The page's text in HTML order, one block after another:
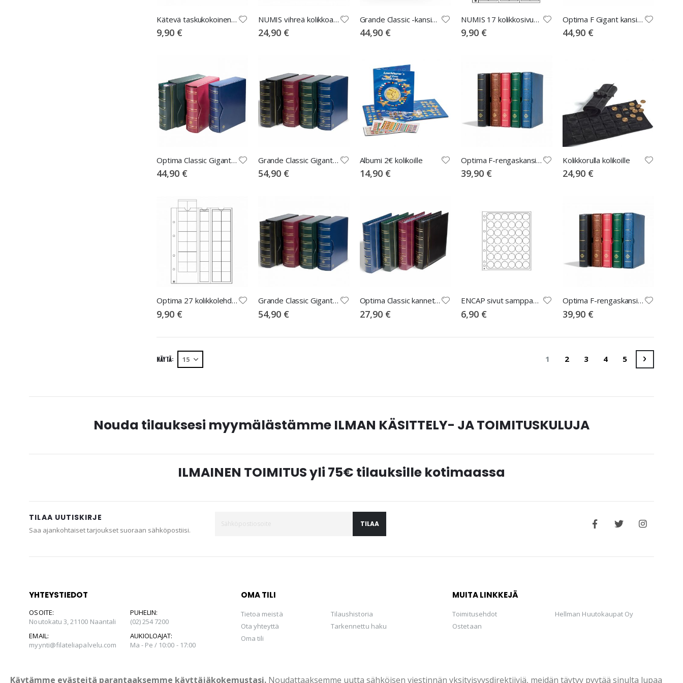
Käytämme evästeitä parantaaksemme käyttäjäkokemustasi. Noudattaaksemme uutta sähköisen viestinnän yksityisyysdirektiiviä, meidän täytyy pyytää sinulta lupaa
Kätevä taskukokoinen kansio kolikoille
9,90 €
NUMIS vihreä kolikkoalbumi sivuilla
24,90 €
Grande Classic -kansio + kotelo, punainen
44,90 €
NUMIS 17 kolikkosivut 5 kpl
9,90 €
Optima F Gigant kansio+kotelo, vihreä
44,90 €
Optima Classic Gigant kansio + kotelo, punainen
44,90 €
Grande Classic Gigant -kansio + kotelo sininen
54,90 €
Albumi 2€ kolikoille
14,90 €
Optima F-rengaskansio + kotelo, sininen
39,90 €
Kolikkorulla kolikoille
24,90 €
Optima 27 kolikkolehdet
9,90 €
Grande Classic Gigant -kansio + kotelo musta
54,90 €
Optima Classic kannet, musta
27,90 €
ENCAP sivut samppanjakorkeille
6,90 €
Optima F-rengaskansio + kotelo, ruskea
39,90 €
SivuYou're currently reading page
1 Sivu
2 Sivu
3 Sivu
4 Sivu
5 Sivu
Seuraava
NÄYTÄ
Nouda tilauksesi myymälästämme ILMAN KÄSITTELY- JA TOIMITUSKULUJA
ILMAINEN TOIMITUS yli 75€ tilauksille kotimaassa
TILAA UUTISKIRJE
Saa ajankohtaiset tarjoukset suoraan sähköpostiisi.
TILAA
YHTEYSTIEDOT
OSOITE:
Noutokatu 3, 21100 Naantali
PUHELIN:
(02) 254 7200
EMAIL:
myynti@filateliapalvelu.com
AUKIOLOAJAT:
Ma - Pe / 10:00 - 17:00
OMA TILI
Tietoa meistä
Ota yhteyttä
Oma tili
Tilaushistoria
Tarkennettu haku
MUITA LINKKEJÄ
Toimitusehdot
Ostetaan
Hellman Huutokaupat Oy